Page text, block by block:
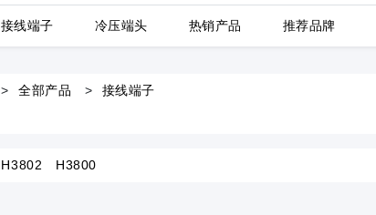
接线端子 冷压端头 热销产品 推荐品牌
全部产品 接线端子
H3802 H3800